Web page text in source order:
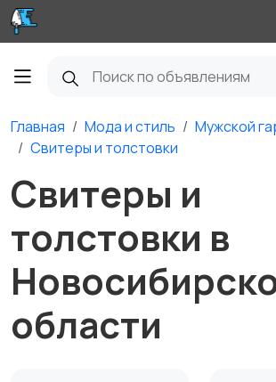
Главная Мода и стиль
Мужской
Свитеры и толстовки
Свитеры и
толстовки в
области